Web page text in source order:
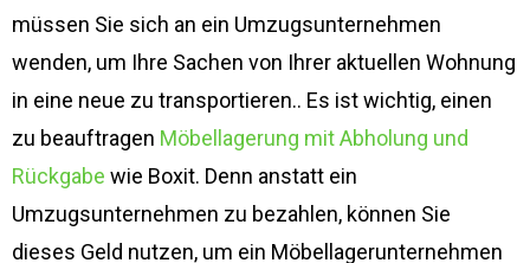
müssen Sie sich an ein Umzugsunternehmen
wenden, um Ihre Sachen von Ihrer aktuellen Wohnung
in eine neue zu transportieren.. Es ist wichtig, einen
zu beauftragen Möbellagerung mit Abholung und
Rückgabe wie Boxit. Denn anstatt ein
Umzugsunternehmen zu bezahlen, können Sie
dieses Geld nutzen, um ein Möbellagerunternehmen